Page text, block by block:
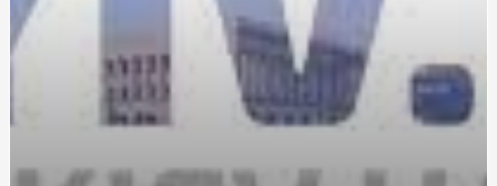
Навчання поліграфологів: відкрийте двері до
Автошкола у Києві: як обрати найкращу та швидко
підготуватися до іспиту
Мужские браслеты с гравировкой: вираження стилю